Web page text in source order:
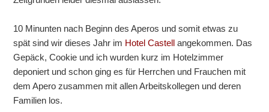
10 Minunten nach Beginn des Aperos und somit etwas zu
spät sind wir dieses Jahr im Hotel Castell angekommen. Das
Gepäck, Cookie und ich wurden kurz im Hotelzimmer
deponiert und schon ging es für Herrchen und Frauchen mit
dem Apero zusammen mit allen Arbeitskollegen und deren
Familien los.